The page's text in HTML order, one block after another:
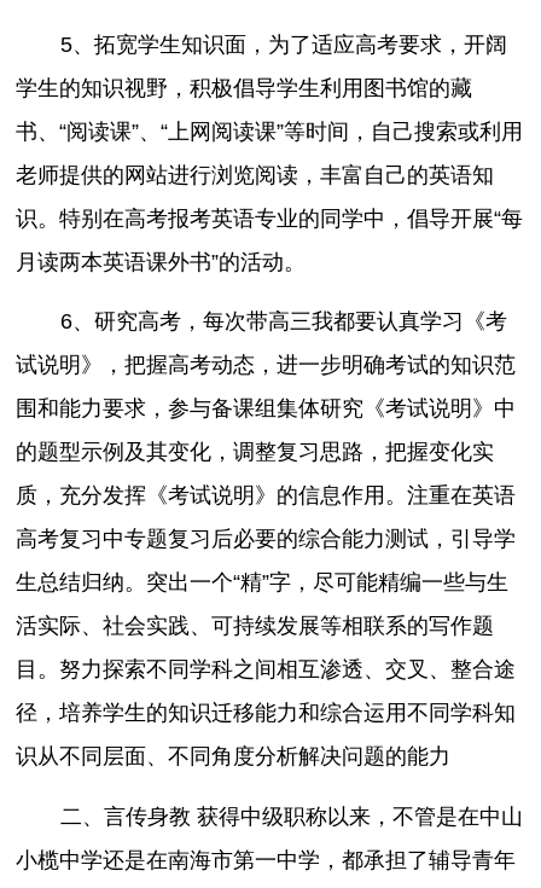
5、拓宽学生知识面，为了适应高考要求，开阔
学生的知识视野，积极倡导学生利用图书馆的藏
书、“阅读课”、“上网阅读课”等时间，自己搜索或利用
老师提供的网站进行浏览阅读，丰富自己的英语知
识。特别在高考报考英语专业的同学中，倡导开展“每
月读两本英语课外书”的活动。
6、研究高考，每次带高三我都要认真学习《考
试说明》，把握高考动态，进一步明确考试的知识范
围和能力要求，参与备课组集体研究《考试说明》中
的题型示例及其变化，调整复习思路，把握变化实
质，充分发挥《考试说明》的信息作用。注重在英语
高考复习中专题复习后必要的综合能力测试，引导学
生总结归纳。突出一个“精”字，尽可能精编一些与生
活实际、社会实践、可持续发展等相联系的写作题
目。努力探索不同学科之间相互渗透、交叉、整合途
径，培养学生的知识迁移能力和综合运用不同学科知
识从不同层面、不同角度分析解决问题的能力
二、言传身教 获得中级职称以来，不管是在中山
小榄中学还是在南海市第一中学，都承担了辅导青年